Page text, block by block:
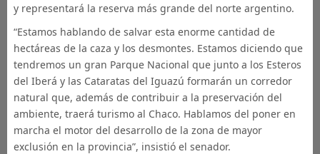
y representará la reserva más grande del norte argentino.
“Estamos hablando de salvar esta enorme cantidad de
hectáreas de la caza y los desmontes. Estamos diciendo que
tendremos un gran Parque Nacional que junto a los Esteros
del Iberá y las Cataratas del Iguazú formarán un corredor
natural que, además de contribuir a la preservación del
ambiente, traerá turismo al Chaco. Hablamos del poner en
marcha el motor del desarrollo de la zona de mayor
exclusión en la provincia”, insistió el senador.